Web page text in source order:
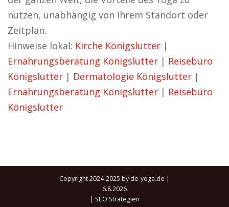
nutzen, unabhängig von ihrem Standort oder
Zeitplan.
Hinweise lokal: Kirche Königslutter |
Ernährungsberatung Königslutter | Reisebüro
Königslutter | Dermatologie Königslutter |
Ernährungsberatung Königslutter | Reisebüro
Königslutter
Copyright 2024-2025 by de-yoga.de |
6.8.2026
| SEO Strategien